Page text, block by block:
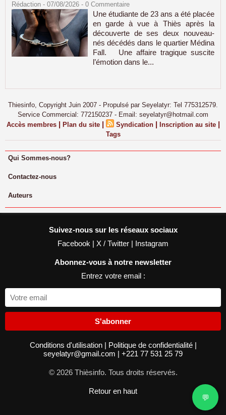
Rédaction - 07/08/2026 - 0 Commentaire
Une étudiante de 23 ans a été placée
en garde à vue à Thiès après la
découverte de ses deux nouveau-
nés décédés dans le quartier Médina
Fall. Une affaire tragique suscite
l’émotion dans le...
Thiesinfo, Copyright Juin 2007 - Propulsé par Seyelatyr: Tel 775312579.
Service Commercial: 772150237 - Email: seyelatyr@hotmail.com
Accès membres | Plan du site | Syndication | Inscription au site |
Tags
Qui Sommes-nous?
Contactez-nous
Auteurs
Suivez-nous sur les réseaux sociaux
Facebook | X / Twitter | Instagram
Abonnez-vous à notre newsletter
Entrez votre email :
S'abonner
Conditions d'utilisation | Politique de confidentialité |
seyelatyr@gmail.com | +221 77 531 25 79
© 2026 Thièsinfo. Tous droits réservés.
Retour en haut
💬